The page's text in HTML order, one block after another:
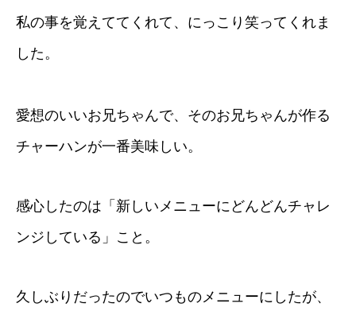
私の事を覚えててくれて、にっこり笑ってくれま
した。
愛想のいいお兄ちゃんで、そのお兄ちゃんが作る
チャーハンが一番美味しい。
感心したのは「新しいメニューにどんどんチャレ
ンジしている」こと。
久しぶりだったのでいつものメニューにしたが、